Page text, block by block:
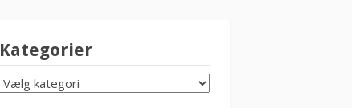
Kategorier
KATEGORIER